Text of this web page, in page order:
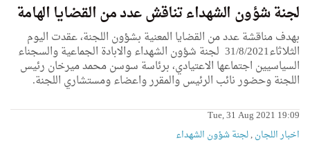
لجنة شؤون الشهداء تناقش عدد من القضايا الهامة
بهدف مناقشة عدد من القضايا المعنية بشؤون اللجنة، عقدت اليوم
الثلاثاء31/8/2021 لجنة شؤون الشهداء والابادة الجماعية والسجناء
السياسيين اجتماعها الاعتيادي، برئاسة سوسن محمد ميرخان رئيس
اللجنة وحضور نائب الرئيس والمقرر واعضاء ومستشاري اللجنة.
Tue, 31 Aug 2021 19:09
اخبار اللجان,لجنة شؤون الشهداء